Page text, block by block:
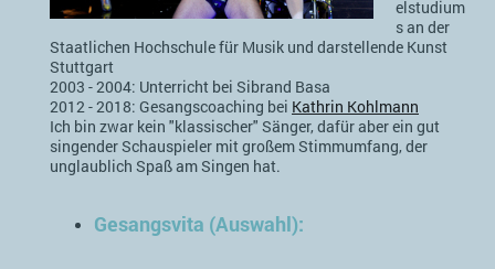
elstudium
s an der
Staatlichen Hochschule für Musik und darstellende Kunst
Stuttgart
2003 - 2004: Unterricht bei Sibrand Basa
2012 - 2018: Gesangscoaching bei Kathrin Kohlmann
Ich bin zwar kein "klassischer" Sänger, dafür aber ein gut
singender Schauspieler mit großem Stimmumfang, der
unglaublich Spaß am Singen hat.
Gesangsvita (Auswahl):